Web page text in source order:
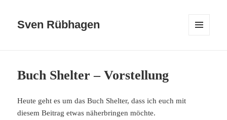
Sven Rübhagen
Buch Shelter – Vorstellung
Heute geht es um das Buch Shelter, dass ich euch mit
diesem Beitrag etwas näherbringen möchte.